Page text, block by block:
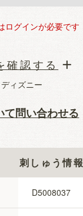
ログインが必要です
ディズニー
て問い合わせる
確認する
刺しゅう情報
D5008037